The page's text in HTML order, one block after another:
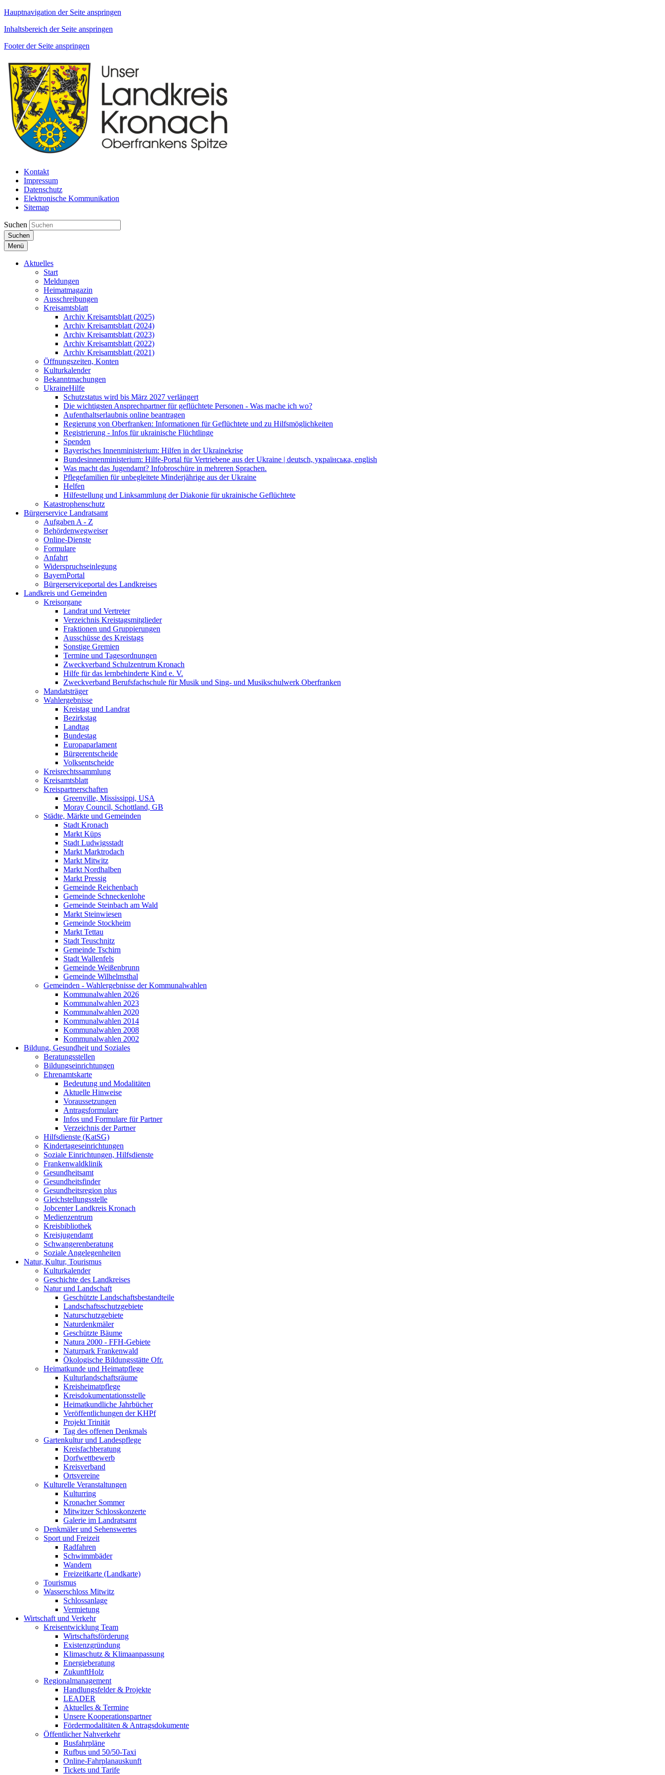
Hauptnavigation der Seite anspringen
Inhaltsbereich der Seite anspringen
Footer der Seite anspringen
Kontakt
Impressum
Datenschutz
Elektronische Kommunikation
Sitemap
Suchen
Suchen
Menü
Aktuelles
Start
Meldungen
Heimatmagazin
Ausschreibungen
Kreisamtsblatt
Archiv Kreisamtsblatt (2025)
Archiv Kreisamtsblatt (2024)
Archiv Kreisamtsblatt (2023)
Archiv Kreisamtsblatt (2022)
Archiv Kreisamtsblatt (2021)
Öffnungszeiten, Konten
Kulturkalender
Bekanntmachungen
UkraineHilfe
Schutzstatus wird bis März 2027 verlängert
Die wichtigsten Ansprechpartner für geflüchtete Personen - Was mache ich wo?
Aufenthaltserlaubnis online beantragen
Regierung von Oberfranken: Informationen für Geflüchtete und zu Hilfsmöglichkeiten
Registrierung - Infos für ukrainische Flüchtlinge
Spenden
Bayerisches Innenministerium: Hilfen in der Ukrainekrise
Bundesinnenministerium: Hilfe-Portal für Vertriebene aus der Ukraine | deutsch, українська, english
Was macht das Jugendamt? Infobroschüre in mehreren Sprachen.
Pflegefamilien für unbegleitete Minderjährige aus der Ukraine
Helfen
Hilfestellung und Linksammlung der Diakonie für ukrainische Geflüchtete
Katastrophenschutz
Bürgerservice Landratsamt
Aufgaben A - Z
Behördenwegweiser
Online-Dienste
Formulare
Anfahrt
Widerspruchseinlegung
BayernPortal
Bürgerserviceportal des Landkreises
Landkreis und Gemeinden
Kreisorgane
Landrat und Vertreter
Verzeichnis Kreistagsmitglieder
Fraktionen und Gruppierungen
Ausschüsse des Kreistags
Sonstige Gremien
Termine und Tagesordnungen
Zweckverband Schulzentrum Kronach
Hilfe für das lernbehinderte Kind e. V.
Zweckverband Berufsfachschule für Musik und Sing- und Musikschulwerk Oberfranken
Mandatsträger
Wahlergebnisse
Kreistag und Landrat
Bezirkstag
Landtag
Bundestag
Europaparlament
Bürgerentscheide
Volksentscheide
Kreisrechtssammlung
Kreisamtsblatt
Kreispartnerschaften
Greenville, Mississippi, USA
Moray Council, Schottland, GB
Städte, Märkte und Gemeinden
Stadt Kronach
Markt Küps
Stadt Ludwigsstadt
Markt Marktrodach
Markt Mitwitz
Markt Nordhalben
Markt Pressig
Gemeinde Reichenbach
Gemeinde Schneckenlohe
Gemeinde Steinbach am Wald
Markt Steinwiesen
Gemeinde Stockheim
Markt Tettau
Stadt Teuschnitz
Gemeinde Tschirn
Stadt Wallenfels
Gemeinde Weißenbrunn
Gemeinde Wilhelmsthal
Gemeinden - Wahlergebnisse der Kommunalwahlen
Kommunalwahlen 2026
Kommunalwahlen 2023
Kommunalwahlen 2020
Kommunalwahlen 2014
Kommunalwahlen 2008
Kommunalwahlen 2002
Bildung, Gesundheit und Soziales
Beratungsstellen
Bildungseinrichtungen
Ehrenamtskarte
Bedeutung und Modalitäten
Aktuelle Hinweise
Voraussetzungen
Antragsformulare
Infos und Formulare für Partner
Verzeichnis der Partner
Hilfsdienste (KatSG)
Kindertageseinrichtungen
Soziale Einrichtungen, Hilfsdienste
Frankenwaldklinik
Gesundheitsamt
Gesundheitsfinder
Gesundheitsregion plus
Gleichstellungsstelle
Jobcenter Landkreis Kronach
Medienzentrum
Kreisbibliothek
Kreisjugendamt
Schwangerenberatung
Soziale Angelegenheiten
Natur, Kultur, Tourismus
Kulturkalender
Geschichte des Landkreises
Natur und Landschaft
Geschützte Landschaftsbestandteile
Landschaftsschutzgebiete
Naturschutzgebiete
Naturdenkmäler
Geschützte Bäume
Natura 2000 - FFH-Gebiete
Naturpark Frankenwald
Ökologische Bildungsstätte Ofr.
Heimatkunde und Heimatpflege
Kulturlandschaftsräume
Kreisheimatpflege
Kreisdokumentationsstelle
Heimatkundliche Jahrbücher
Veröffentlichungen der KHPf
Projekt Trinität
Tag des offenen Denkmals
Gartenkultur und Landespflege
Kreisfachberatung
Dorfwettbewerb
Kreisverband
Ortsvereine
Kulturelle Veranstaltungen
Kulturring
Kronacher Sommer
Mitwitzer Schlosskonzerte
Galerie im Landratsamt
Denkmäler und Sehenswertes
Sport und Freizeit
Radfahren
Schwimmbäder
Wandern
Freizeitkarte (Landkarte)
Tourismus
Wasserschloss Mitwitz
Schlossanlage
Vermietung
Wirtschaft und Verkehr
Kreisentwicklung Team
Wirtschaftsförderung
Existenzgründung
Klimaschutz & Klimaanpassung
Energieberatung
ZukunftHolz
Regionalmanagement
Handlungsfelder & Projekte
LEADER
Aktuelles & Termine
Unsere Kooperationspartner
Fördermodalitäten & Antragsdokumente
Öffentlicher Nahverkehr
Busfahrpläne
Rufbus und 50/50-Taxi
Online-Fahrplanauskunft
Tickets und Tarife